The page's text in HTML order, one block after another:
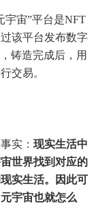
宇宙”平台是NFT
该平台发布数字
铸造完成后，用
交易。
实： 现实生活中
世界找到对应的
实生活。因此可
宇宙也就怎么